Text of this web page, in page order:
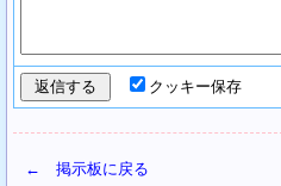
クッキー保存
← 掲示板に戻る